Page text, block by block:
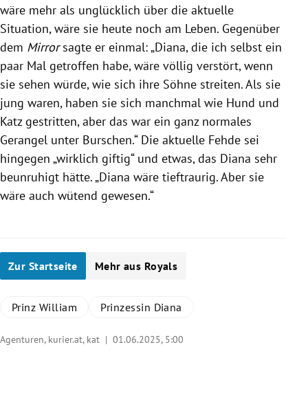
wäre mehr als unglücklich über die aktuelle
Situation, wäre sie heute noch am Leben. Gegenüber
dem Mirrorsagte er einmal: „Diana, die ich selbst ein
paar Mal getroffen habe, wäre völlig verstört, wenn
sie sehen würde, wie sich ihre Söhne streiten. Als sie
jung waren, haben sie sich manchmal wie Hund und
Katz gestritten, aber das war ein ganz normales
Gerangel unter Burschen.“ Die aktuelle Fehde sei
hingegen „wirklich giftig“ und etwas, das Diana sehr
beunruhigt hätte. „Diana wäre tieftraurig. Aber sie
wäre auch wütend gewesen.“
Zur Startseite Mehr aus Royals
Prinz William Prinzessin Diana
Agenturen, kurier.at, kat | 01.06.2025, 5:00